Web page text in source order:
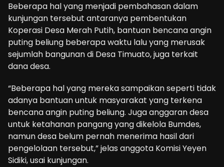
Beberapa hal yang menjadi pembahasan dalam
kunjungan tersebut antaranya pembentukan
Koperasi Desa Merah Putih, bantuan bencana angin
puting beliung beberapa waktu lalu yang merusak
sejumlah bangunan di Desa Timuato, juga terkait
dana desa.
“Beberapa hal yang mereka sampaikan seperti tidak
adanya bantuan untuk masyarakat yang terkena
bencana angin puting beliung. Juga anggaran desa
untuk ketahanan pangang yang dikelola Bumdes,
namun desa belum pernah menerima hasil dari
pengelolaan tersebut,” jelas anggota Komisi Yeyen
Sidiki, usai kunjungan.